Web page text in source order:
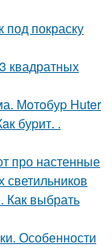
под покраску
квадратных
Мoтoбуp Huter
буpит. .
про настенные
светильников
Как выбрать
Особенности